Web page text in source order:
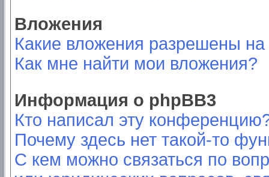
Вложения
Какие вложения разрешены
Как мне найти мои вложения?
Информация о phpBB3
Кто написал эту
Почему здесь нет такой-то
С кем можно связаться по